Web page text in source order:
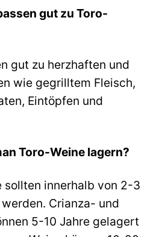
gut zu Toro-
gut zu herzhaften und
wie gegrilltem Fleisch,
Eintöpfen und
Toro-Weine lagern?
sollten innerhalb von 2-3
Crianza- und
5-10 Jahre gelagert